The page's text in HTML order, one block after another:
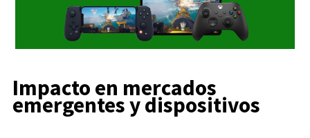
Impacto en mercados
emergentes y dispositivos